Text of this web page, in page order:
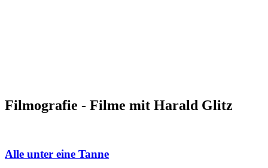
Filmografie - Filme mit Harald Glitz
Alle unter eine Tanne